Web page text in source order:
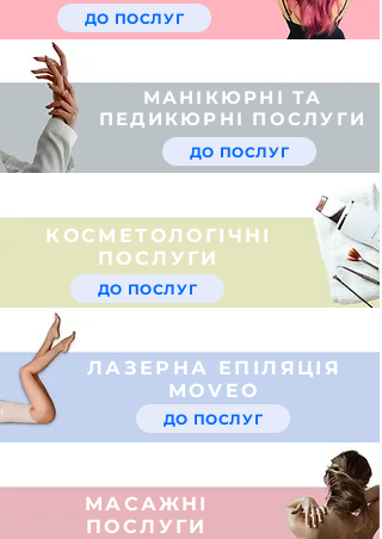
ДО ПОСЛУГ
МАНІКЮРНІ ТА
ПЕДИКЮРНІ ПОСЛУГИ
ДО ПОСЛУГ
КОСМЕТОЛОГІЧНІ
ПОСЛУГИ
ДО ПОСЛУГ
ЛАЗЕРНА ЕПІЛЯЦІЯ
MOVEO
ДО ПОСЛУГ
МАСАЖНІ
ПОСЛУГИ